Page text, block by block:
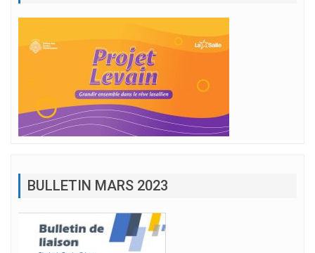
BULLETIN MARS 2023